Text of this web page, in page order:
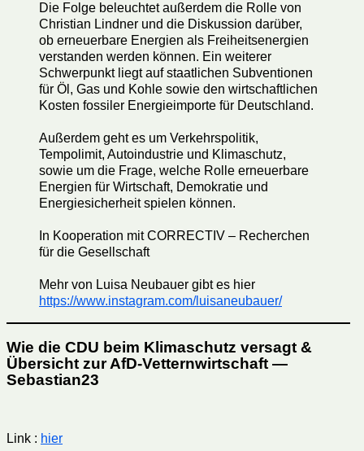
Die Folge beleuchtet außerdem die Rolle von
Christian Lindner und die Diskussion darüber,
ob erneuerbare Energien als Freiheitsenergien
verstanden werden können. Ein weiterer
Schwerpunkt liegt auf staatlichen Subventionen
für Öl, Gas und Kohle sowie den wirtschaftlichen
Kosten fossiler Energieimporte für Deutschland.
Außerdem geht es um Verkehrspolitik,
Tempolimit, Autoindustrie und Klimaschutz,
sowie um die Frage, welche Rolle erneuerbare
Energien für Wirtschaft, Demokratie und
Energiesicherheit spielen können.
In Kooperation mit CORRECTIV – Recherchen
für die Gesellschaft
Mehr von Luisa Neubauer gibt es hier
https://www.instagram.com/luisaneubauer/
Wie die CDU beim Klimaschutz versagt &
Übersicht zur AfD-Vetternwirtschaft —
Sebastian23
Link : hier